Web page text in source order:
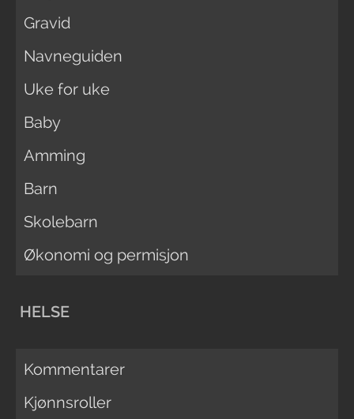
Gravid
Navneguiden
Uke for uke
Baby
Amming
Barn
Skolebarn
Økonomi og permisjon
HELSE
Kommentarer
Kjønnsroller